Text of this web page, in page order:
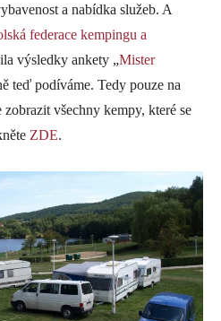
a nabídka služeb. A
federace kempingu a
výsledky ankety „Mister
teď podíváme. Tedy pouze na
všechny kempy, které se
ZDE.